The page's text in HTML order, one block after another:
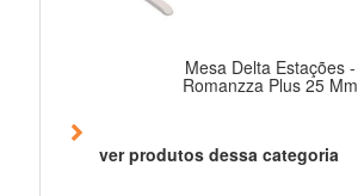
Mesa Delta Estações -
Romanzza Plus 25 Mm
ver produtos dessa categoria